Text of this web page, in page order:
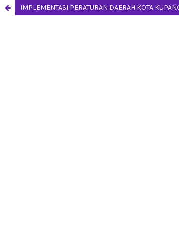
IMPLEMENTASI PERATURAN DAERAH KOTA